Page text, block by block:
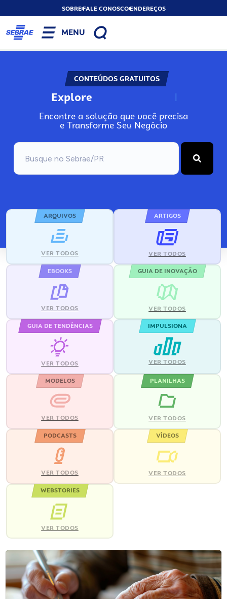
SOBREFALE CONOSCOENDEREÇOS
MENU
CONTEÚDOS GRATUITOS
Explore N
Encontre a solução que você precisa
e Transforme Seu Negócio
ARQUIVOS
VER TODOS
ARTIGOS
VER TODOS
EBOOKS
VER TODOS
GUIA DE INOVAÇÃO
VER TODOS
GUIA DE TENDÊNCIAS
VER TODOS
IMPULSIONA
VER TODOS
MODELOS
VER TODOS
PLANILHAS
VER TODOS
PODCASTS
VER TODOS
VÍDEOS
VER TODOS
WEBSTORIES
VER TODOS